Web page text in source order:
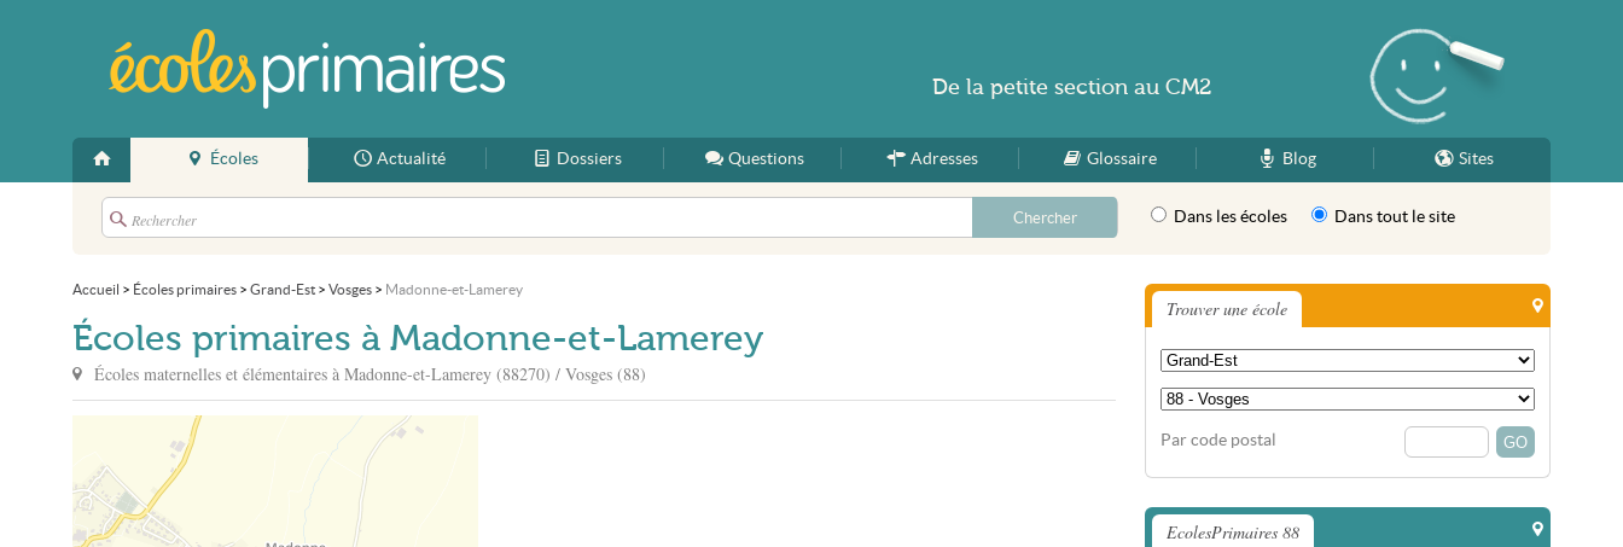
Accueil
Écoles Actualité Dossiers Questions Adresses Glossaire Blog Sites
Dans les écoles Dans tout le site
Accueil > Écoles primaires > Grand-Est > Vosges > Madonne-et-Lamerey
Écoles primaires à Madonne-et-Lamerey
Écoles maternelles et élémentaires à Madonne-et-Lamerey (88270) / Vosges (88)
Trouver une école
Par code postal
EcolesPrimaires 88
De la petite section au CM2